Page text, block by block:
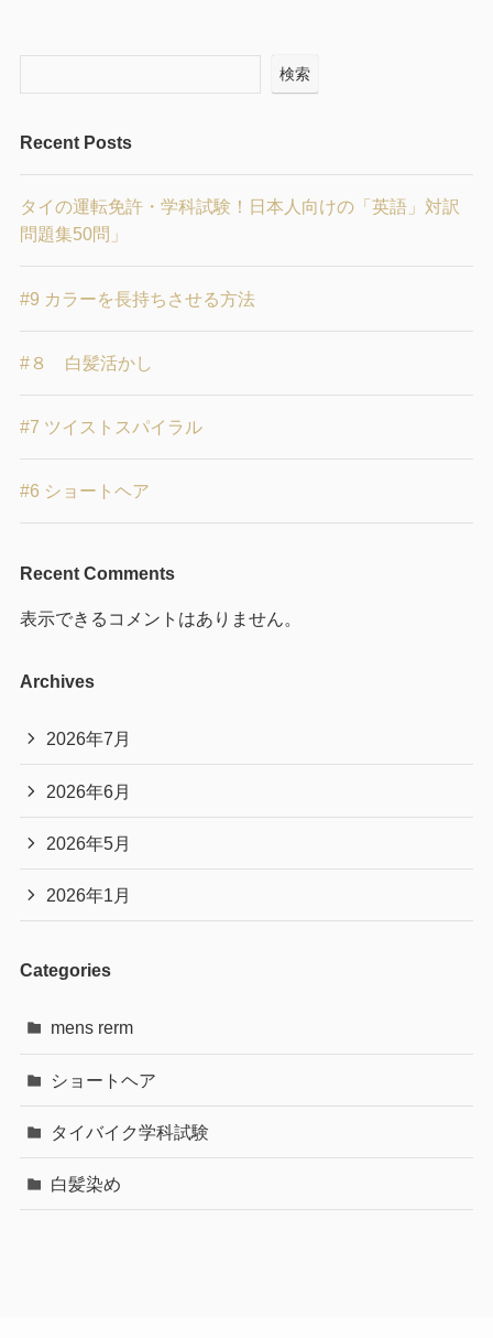
検索
Recent Posts
タイの運転免許・学科試験！日本人向けの「英語」対訳
問題集50問」
#9 カラーを長持ちさせる方法
#８ 白髪活かし
#7 ツイストスパイラル
#6 ショートヘア
Recent Comments
表示できるコメントはありません。
Archives
2026年7月
2026年6月
2026年5月
2026年1月
Categories
mens rerm
ショートヘア
タイバイク学科試験
白髪染め